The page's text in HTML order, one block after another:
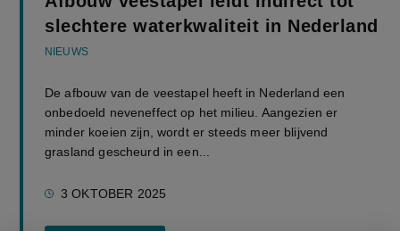
slechtere waterkwaliteit in Nederland
NIEUWS
De afbouw van de veestapel heeft in Nederland een
onbedoeld neveneffect op het milieu. Aangezien er
minder koeien zijn, wordt er steeds meer blijvend
grasland gescheurd in een...
3 OKTOBER 2025